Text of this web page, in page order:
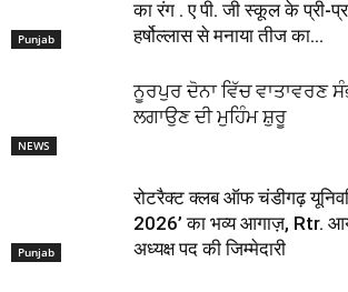
Punjab
का रंग . ए पी. जी स्कूल के प्री-
हर्षोल्लास से मनाया तीज का...
NEWS
ਨੂਰਪੁਰ ਦੋਨਾ ਵਿੱਚ ਵਾਤਾਵਰਣ
ਲਗਾਉਣ ਦੀ ਮੁਹਿੰਮ ਸ਼ੁਰੂ
Punjab
रोटरैक्ट क्लब ऑफ चंडीगढ़
2026’ का भव्य आगाज़, Rtr.
अध्यक्ष पद की जिम्मेदारी